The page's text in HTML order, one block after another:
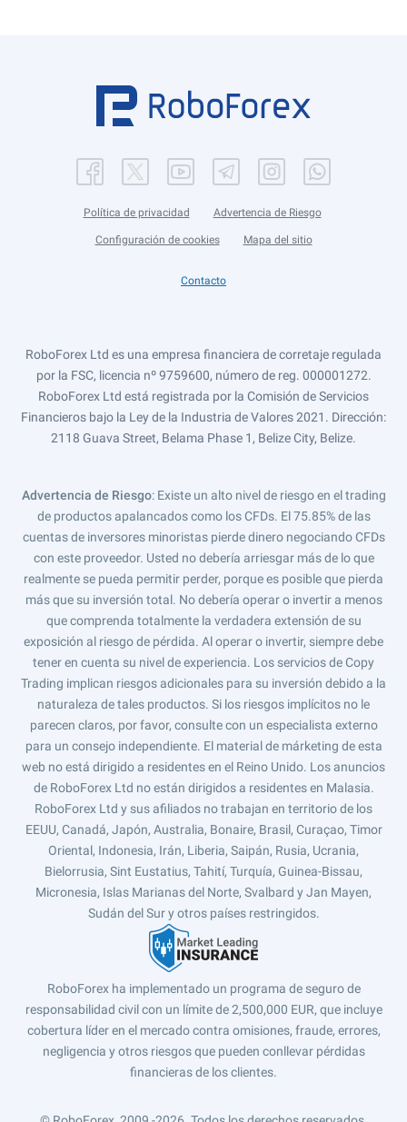
Política de privacidad Advertencia de Riesgo
Configuración de cookies Mapa del sitio
Contacto
RoboForex Ltd es una empresa financiera de corretaje regulada
por la FSC, licencia nº 9759600, número de reg. 000001272.
RoboForex Ltd está registrada por la Comisión de Servicios
Financieros bajo la Ley de la Industria de Valores 2021. Dirección:
2118 Guava Street, Belama Phase 1, Belize City, Belize.
Advertencia de Riesgo: Existe un alto nivel de riesgo en el trading
de productos apalancados como los CFDs. El 75.85% de las
cuentas de inversores minoristas pierde dinero negociando CFDs
con este proveedor. Usted no debería arriesgar más de lo que
realmente se pueda permitir perder, porque es posible que pierda
más que su inversión total. No debería operar o invertir a menos
que comprenda totalmente la verdadera extensión de su
exposición al riesgo de pérdida. Al operar o invertir, siempre debe
tener en cuenta su nivel de experiencia. Los servicios de Copy
Trading implican riesgos adicionales para su inversión debido a la
naturaleza de tales productos. Si los riesgos implícitos no le
parecen claros, por favor, consulte con un especialista externo
para un consejo independiente. El material de márketing de esta
web no está dirigido a residentes en el Reino Unido. Los anuncios
de RoboForex Ltd no están dirigidos a residentes en Malasia.
RoboForex Ltd y sus afiliados no trabajan en territorio de los
EEUU, Canadá, Japón, Australia, Bonaire, Brasil, Curaçao, Timor
Oriental, Indonesia, Irán, Liberia, Saipán, Rusia, Ucrania,
Bielorrusia, Sint Eustatius, Tahití, Turquía, Guinea-Bissau,
Micronesia, Islas Marianas del Norte, Svalbard y Jan Mayen,
Sudán del Sur y otros países restringidos.
RoboForex ha implementado un programa de seguro de
responsabilidad civil con un límite de 2,500,000 EUR, que incluye
cobertura líder en el mercado contra omisiones, fraude, errores,
negligencia y otros riesgos que pueden conllevar pérdidas
financieras de los clientes.